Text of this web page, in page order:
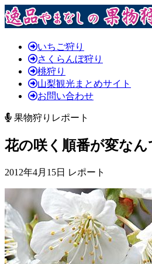
いちご狩り
さくらんぼ狩り
桃狩り
山梨観光まとめサイト
お問い合わせ
果物狩りレポート
花の咲く順番が変なん
2012年4月15日 レポート